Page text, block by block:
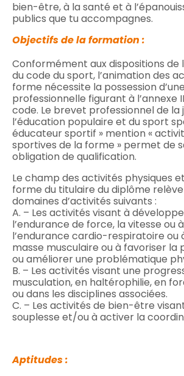
bien-être, à la santé et à
publics que tu accompagnes.
Objectifs de la formation :
Conformément aux dispositions de
du code du sport, l’animation des
forme nécessite la possession
professionnelle figurant à l’annexe
code. Le brevet professionnel de la
l’éducation populaire et du sport
éducateur sportif » mention «
sportives de la forme » permet de
obligation de qualification.
Le champ des activités physiques
forme du titulaire du diplôme
domaines d’activités suivants :
A. – Les activités visant à
l’endurance de force, la vitesse ou
l’endurance cardio-respiratoire ou
masse musculaire ou à favoriser la
ou améliorer une problématique
B. – Les activités visant une
musculation, en haltérophilie, en
ou dans les disciplines associées.
C. – Les activités de bien-être
souplesse et/ou à activer la
Aptitudes :